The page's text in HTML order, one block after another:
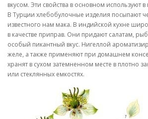
вкусом. Эти свойства в основном используют в
В Турции хлебобулочные изделия посыпают
известного нам мака. В индийской кухне
в качестве приправ. Они придают салатам,
особый пикантный вкус. Нигеллой
желе, а также применяют при домашнем
хранят в сухом затемненном месте в плотно
или стеклянных емкостях.